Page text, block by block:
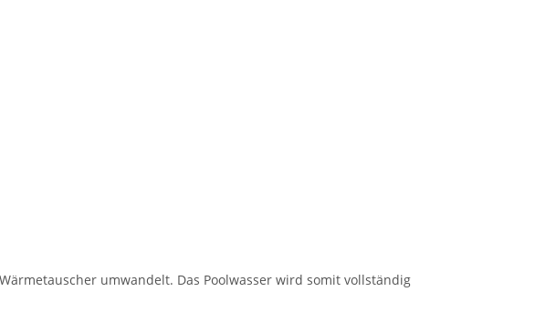
umwandelt. Das Poolwasser wird somit vollständig